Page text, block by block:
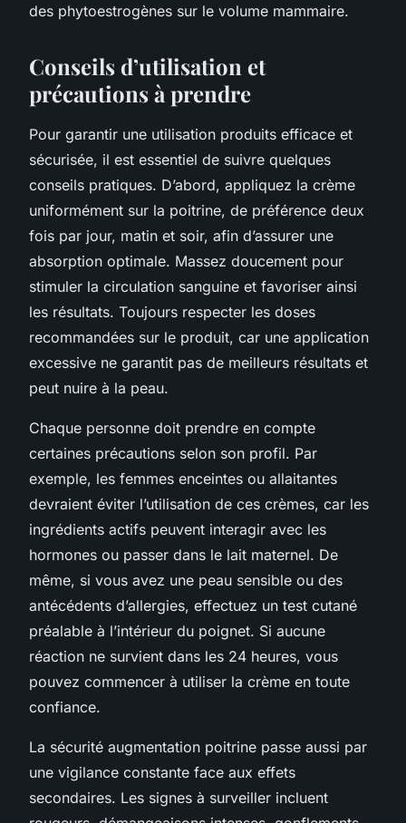
des phytoestrogènes sur le volume mammaire.
Conseils d’utilisation et
précautions à prendre
Pour garantir une utilisation produits efficace et
sécurisée, il est essentiel de suivre quelques
conseils pratiques. D’abord, appliquez la crème
uniformément sur la poitrine, de préférence deux
fois par jour, matin et soir, afin d’assurer une
absorption optimale. Massez doucement pour
stimuler la circulation sanguine et favoriser ainsi
les résultats. Toujours respecter les doses
recommandées sur le produit, car une application
excessive ne garantit pas de meilleurs résultats et
peut nuire à la peau.
Chaque personne doit prendre en compte
certaines précautions selon son profil. Par
exemple, les femmes enceintes ou allaitantes
devraient éviter l’utilisation de ces crèmes, car les
ingrédients actifs peuvent interagir avec les
hormones ou passer dans le lait maternel. De
même, si vous avez une peau sensible ou des
antécédents d’allergies, effectuez un test cutané
préalable à l’intérieur du poignet. Si aucune
réaction ne survient dans les 24 heures, vous
pouvez commencer à utiliser la crème en toute
confiance.
La sécurité augmentation poitrine passe aussi par
une vigilance constante face aux effets
secondaires. Les signes à surveiller incluent